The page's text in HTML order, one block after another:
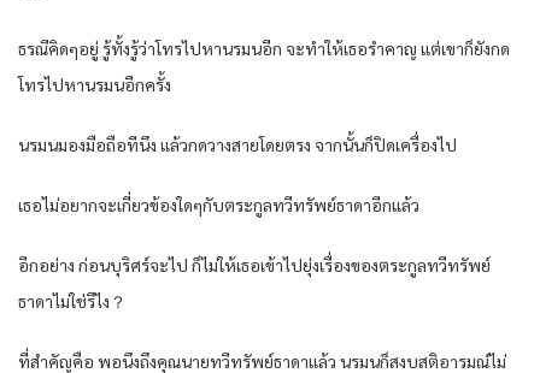
ธรณีคิดๆอยู่ รู้ทั้งรู้ว่าโทรไปหานรมนอีก จะทำให้เธอรำคาญ แต่เขาก็ยังกด
โทรไปหานรมนอีกครั้ง
นรมนมองมือถือทีนึง แล้วกดวางสายโดยตรง จากนั้นก็ปิดเครื่องไป
เธอไม่อยากจะเกี่ยวข้องใดๆกับตระกูลทวีทรัพย์ธาดาอีกแล้ว
อีกอย่าง ก่อนบุริศร์จะไป ก็ไม่ให้เธอเข้าไปยุ่งเรื่องของตระกูลทวีทรัพย์
ธาดาไม่ใช่รึไง？
ที่สำคัญคือ พอนึงถึงคุณนายทวีทรัพย์ธาดาแล้ว นรมนก็สงบสติอารมณ์ไม่